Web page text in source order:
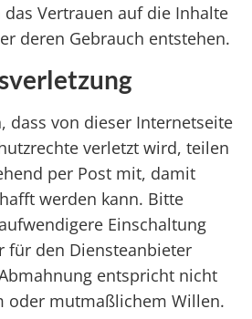
Vertrauen auf die Inhalte
deren Gebrauch entstehen.
dass von dieser Internetseite
verletzt wird, teilen
per Post mit, damit
werden kann. Bitte
Einschaltung
für den Diensteanbieter
entspricht nicht
oder mutmaßlichem Willen.